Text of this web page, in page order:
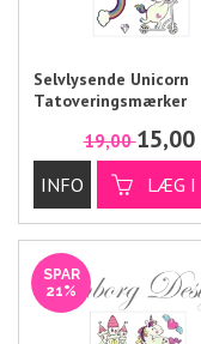
Selvlysende Unicorn
Tatoveringsmærker
19,0015,00
SPAR
21%